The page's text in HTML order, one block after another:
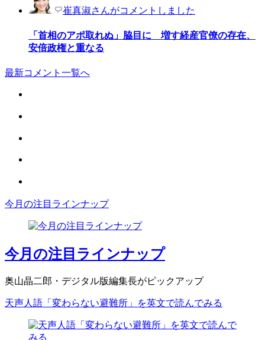
崔真淑さんがコメントしました
「首相のアポ取れぬ」脇目に 増す経産官僚の存在、
安倍政権と重なる
最新コメント一覧へ
今月の注目ラインナップ
今月の注目ラインナップ
奥山晶二郎・デジタル版編集長がピックアップ
天声人語「変わらない避難所」を英文で読んでみる